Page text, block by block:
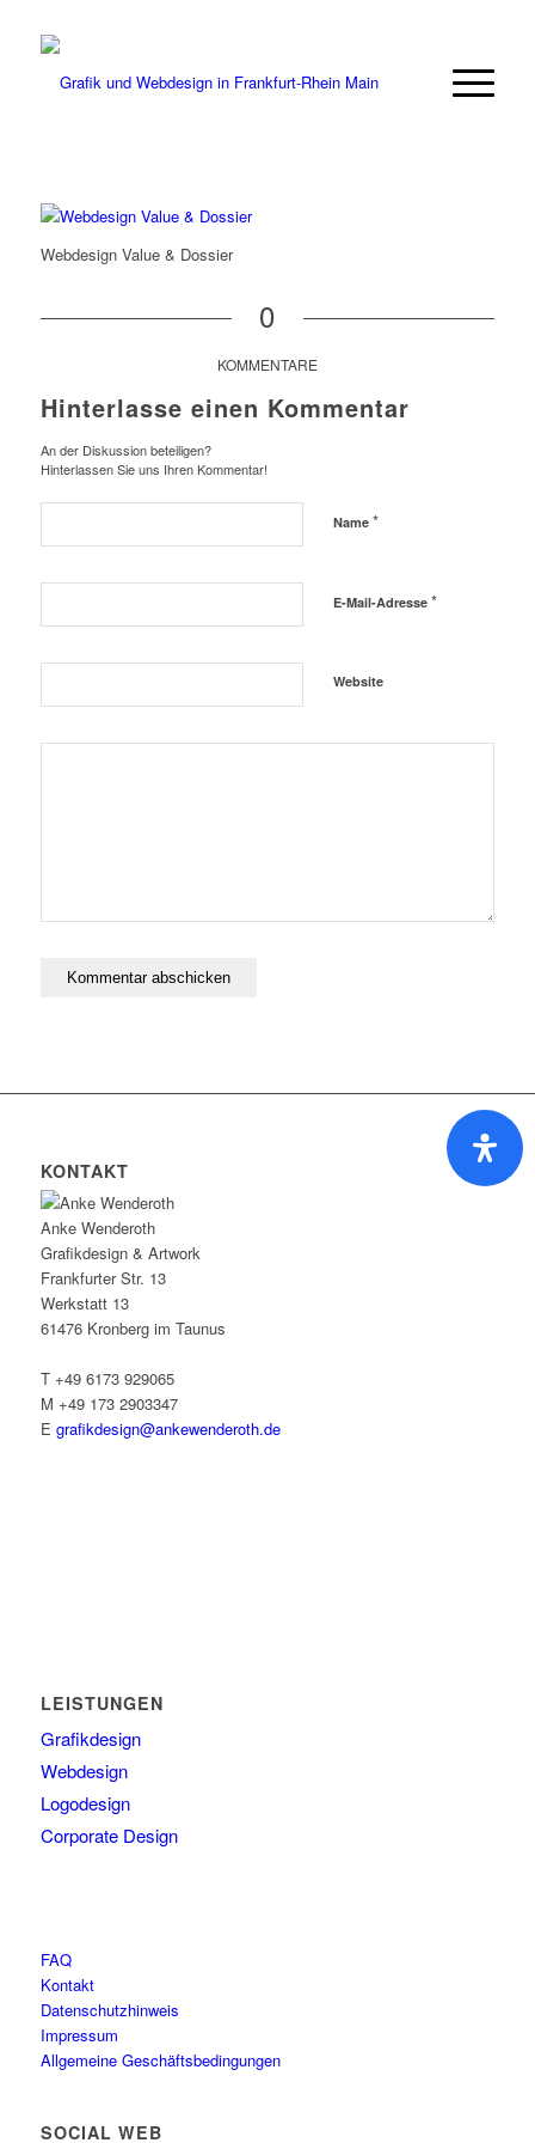
Webdesign Value & Dossier
0
KOMMENTARE
Hinterlasse einen Kommentar
An der Diskussion beteiligen?
Hinterlassen Sie uns Ihren Kommentar!
Name *
E-Mail-Adresse *
Website
KONTAKT
Anke Wenderoth
Grafikdesign & Artwork
Frankfurter Str. 13
Werkstatt 13
61476 Kronberg im Taunus
T +49 6173 929065
M +49 173 2903347
E grafikdesign@ankewenderoth.de
LEISTUNGEN
Grafikdesign
Webdesign
Logodesign
Corporate Design
FAQ
Kontakt
Datenschutzhinweis
Impressum
Allgemeine Geschäftsbedingungen
SOCIAL WEB